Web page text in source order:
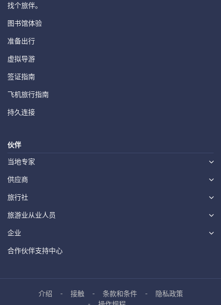
找个旅伴。
图书馆体验
准备出行
虚拟导游
签证指南
飞机旅行指南
持久连接
伙伴
当地专家
供应商
旅行社
旅游业从业人员
企业
合作伙伴支持中心
介绍 接触 条款和条件
隐私政策